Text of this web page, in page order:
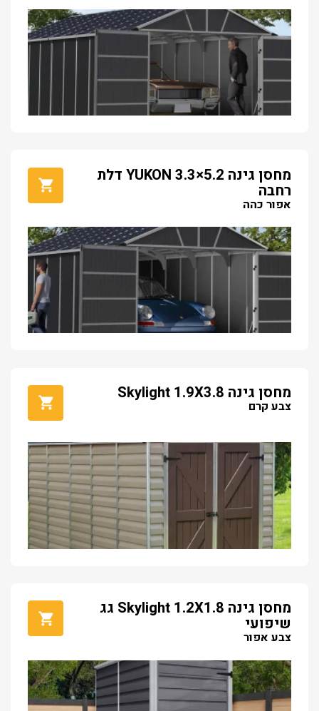
מחסן גינה YUKON 3.3×5.2 דלת
רחבה
אפור כהה
מחסן גינה Skylight 1.9X3.8
צבע קרם
מחסן גינה Skylight 1.2X1.8 גג
שיפועי
צבע אפור